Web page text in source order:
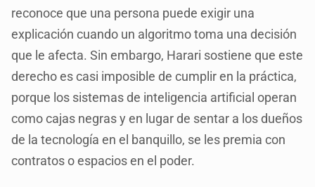
reconoce que una persona puede exigir una
explicación cuando un algoritmo toma una decisión
que le afecta. Sin embargo, Harari sostiene que este
derecho es casi imposible de cumplir en la práctica,
porque los sistemas de inteligencia artificial operan
como cajas negras y en lugar de sentar a los dueños
de la tecnología en el banquillo, se les premia con
contratos o espacios en el poder.